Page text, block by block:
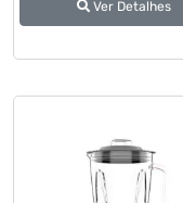
Ver Detalhes